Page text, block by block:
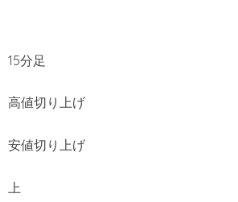
15分足
高値切り上げ
安値切り上げ
上